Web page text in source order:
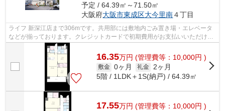
予定 / 64.39㎡～71.50㎡
大阪府大阪市東成区大今里南４丁目
ライフ 新深江店まで306mです。共用部には敷地内ごみ置き場・エレベータ
などが揃っております。クレジットカードで初期費用がお支払いいただける
ので、決済の手間が軽減できます。外壁...
16.35万円 (管理費等：10,000円 )
敷金 0ヶ月 礼金
2ヶ月
5階 / 1LDK＋1S(納戸) / 64.39㎡
17.55万円 (管理費等：10,000円 )